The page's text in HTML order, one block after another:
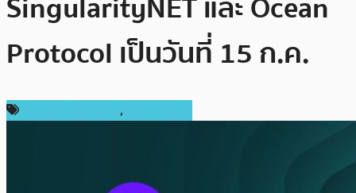
Protocol เป็นวันที่ 15 ก.ค.
,